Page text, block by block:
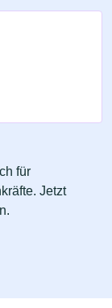
für
Jetzt